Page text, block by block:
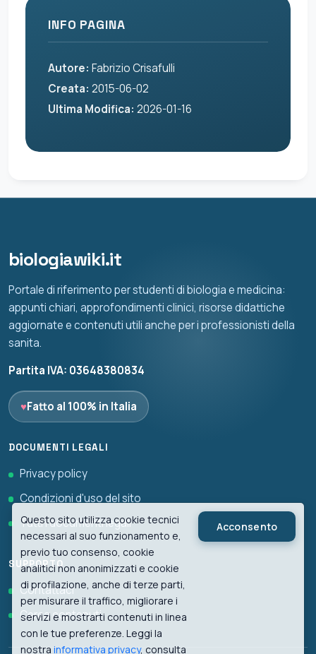
INFO PAGINA
Autore: Fabrizio Crisafulli
Creata: 2015-06-02
Ultima Modifica: 2026-01-16
biologiawiki.it
Portale di riferimento per studenti di biologia e medicina:
appunti chiari, approfondimenti clinici, risorse didattiche
aggiornate e contenuti utili anche per i professionisti della
sanita.
Partita IVA: 03648380834
♥Fatto al 100% in Italia
DOCUMENTI LEGALI
Privacy policy
Condizioni d'uso del sito
Tutti i documenti legali
SUPPORTO
Contattaci
Cerca contenuti
Questo sito utilizza cookie tecnici
necessari al suo funzionamento e,
previo tuo consenso, cookie
analitici non anonimizzati e cookie
di profilazione, anche di terze parti,
per misurare il traffico, migliorare i
servizi e mostrarti contenuti in linea
con le tue preferenze. Leggi la
nostra informativa privacy, consulta
Acconsento